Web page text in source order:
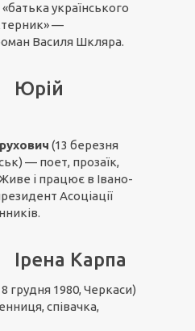
українського
—
Василя Шкляра.
Юрій
(13 березня
— поет, прозаїк,
і працює в Івано-
Асоціації
Ірена Карпа
грудня 1980, Черкаси)
співачка,